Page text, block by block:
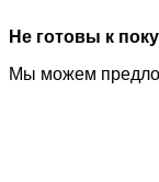
Не готовы к
Мы можем